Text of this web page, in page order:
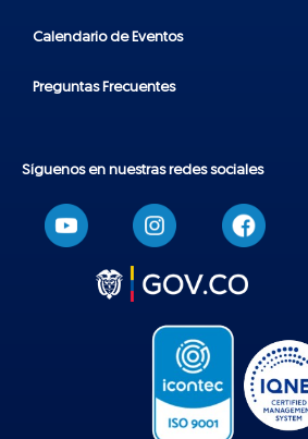
Calendario de Eventos
Preguntas Frecuentes
Síguenos en nuestras redes sociales